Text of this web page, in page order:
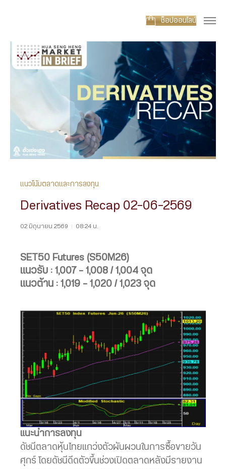
ช็อปออนไลน์
แนวโน้มตลาดและการลงทุน
Derivatives Recap 02-06-2569
02 มิถุนายน 2569 | 08:24 น.
SET50 Futures (S50M26)
แนวรับ : 1,007 – 1,008 / 1,004 จุด
แนวต้าน : 1,019 – 1,020 / 1,023 จุด
แนะนำการลงทุน
ดัชนีตลาดหุ้นไทยแกว่งตัวผันผวนในการซื้อขายวัน
ศุกร์ โดยดัชนีดีดตัวขึ้นช่วงเปิดตลาดหลังมีรายงาน